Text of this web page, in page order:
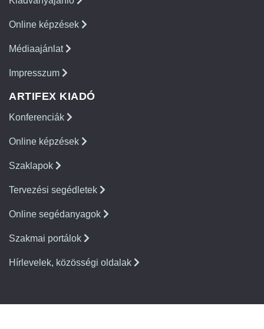
Online képzések
Médiaajánlat
Impresszum
ARTIFEX KIADÓ
Konferenciák
Online képzések
Szaklapok
Tervezési segédletek
Online segédanyagok
Szakmai portálok
Hírlevelek, közösségi oldalak